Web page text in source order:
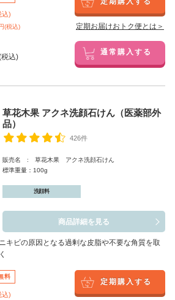
込)
(税込) 定期お届けおトク便とは＞
税込) 通常購入する
草花木果 アクネ洗顔石けん（医薬部外
品）
426件
販売名 : 草花木果 アクネ洗顔石けん
標準重量：100g
洗顔料
商品詳細を見る
キビの原因となる過剰な皮脂や不要な角質を取
料
込)
定期購入する